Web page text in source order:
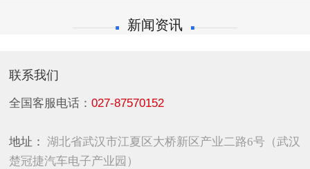
新闻资讯
联系我们
全国客服电话：027-87570152
地址： 湖北省武汉市江夏区大桥新区产业二路6号（武汉
楚冠捷汽车电子产业园）